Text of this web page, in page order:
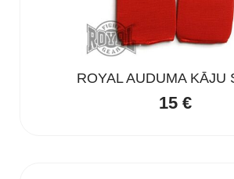
ROYAL AUDUMA KĀJU
15 €